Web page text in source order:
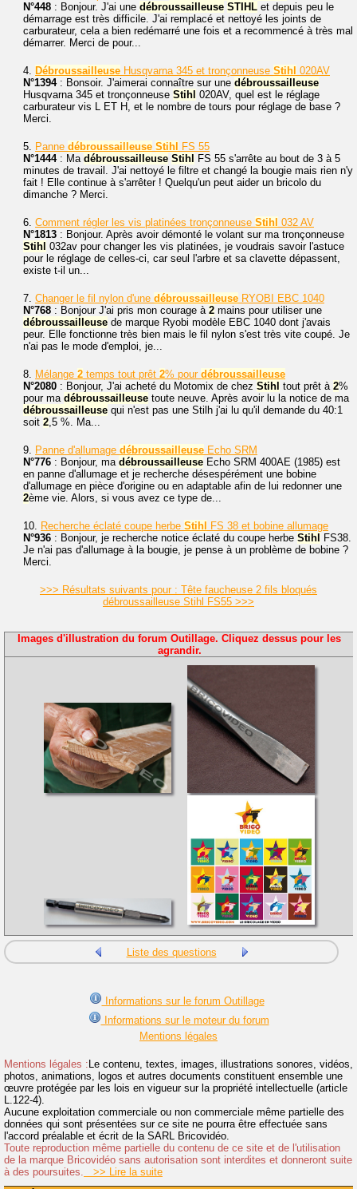
N°448 : Bonjour. J'ai une débroussailleuse STIHL et depuis peu le
démarrage est très difficile. J'ai remplacé et nettoyé les joints de
carburateur, cela a bien redémarré une fois et a recommencé à très mal
démarrer. Merci de pour...
4. Débroussailleuse Husqvarna 345 et tronçonneuse Stihl 020AV
N°1394: Bonsoir. J'aimerai connaître sur une débroussailleuse
Husqvarna 345 et tronçonneuse Stihl 020AV, quel est le réglage
carburateur vis L ET H, et le nombre de tours pour réglage de base ?
Merci.
5. Panne débroussailleuse Stihl
FS 55
N°1444: Ma débroussailleuse Stihl
FS 55 s'arrête au bout de 3 à 5
minutes de travail. J'ai nettoyé le filtre et changé la bougie mais rien n'y
fait ! Elle continue à s'arrêter ! Quelqu'un peut aider un bricolo du
dimanche ? Merci.
6. Comment régler les vis platinées tronçonneuse Stihl 032 AV
N°1813 : Bonjour. Après avoir démonté le volant sur ma tronçonneuse
Stihl 032av pour changer les vis platinées, je voudrais savoir l'astuce
pour le réglage de celles-ci, car seul l'arbre et sa clavette dépassent,
existe t-il un...
7. Changer le fil nylon d'une débroussailleuse RYOBI EBC 1040
N°768 : Bonjour J'ai pris mon courage à 2 mains pour utiliser une
débroussailleuse de marque Ryobi modèle EBC 1040 dont j'avais
peur. Elle fonctionne très bien mais le fil nylon s'est très vite coupé. Je
n'ai pas le mode d'emploi, je...
8. Mélange 2 temps tout prêt 2% pour débroussailleuse
N°2080 : Bonjour, J'ai acheté du Motomix de chez Stihl tout prêt à 2%
pour ma débroussailleuse toute neuve. Après avoir lu la notice de ma
débroussailleuse qui n'est pas une Stilh j'ai lu qu'il demande du 40:1
soit 2,5 %. Ma...
9. Panne d'allumage débroussailleuse Echo SRM
N°776 : Bonjour, ma débroussailleuse Echo SRM 400AE (1985) est
en panne d'allumage et je recherche désespérément une bobine
d'allumage en pièce d'origine ou en adaptable afin de lui redonner une
2ème vie. Alors, si vous avez ce type de...
10. Recherche éclaté coupe herbe Stihl
FS 38 et bobine allumage
N°936 : Bonjour, je recherche notice éclaté du coupe herbe Stihl
FS38.
Je n'ai pas d'allumage à la bougie, je pense à un problème de bobine ?
Merci.
>>> Résultats suivants pour : Tête faucheuse 2 fils bloqués
débroussailleuse Stihl FS55 >>>
Images d'illustration du forum Outillage. Cliquez dessus pour les
agrandir.
Liste des questions
Informations sur le forum Outillage
Informations sur le moteur du forum
Mentions légales
Mentions légales :Le contenu, textes, images, illustrations sonores, vidéos,
photos, animations, logos et autres documents constituent ensemble une
œuvre protégée par les lois en vigueur sur la propriété intellectuelle (article
L.122-4).
Aucune exploitation commerciale ou non commerciale même partielle des
données qui sont présentées sur ce site ne pourra être effectuée sans
l'accord préalable et écrit de la SARL Bricovidéo.
Toute reproduction même partielle du contenu de ce site et de l'utilisation
de la marque Bricovidéo sans autorisation sont interdites et donneront suite
à des poursuites.
>> Lire la suite